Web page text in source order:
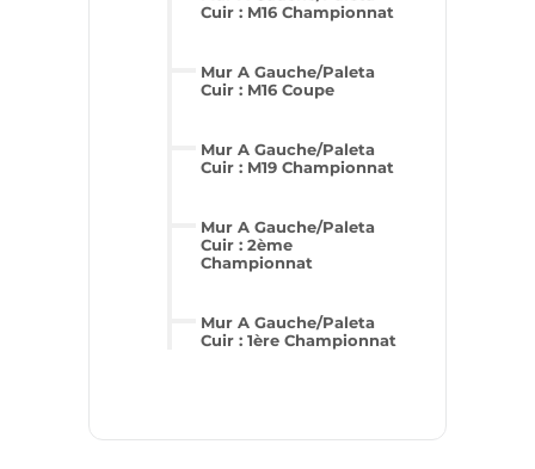
Cuir : M16 Championnat
Mur A Gauche/Paleta
Cuir : M16 Coupe
Mur A Gauche/Paleta
Cuir : M19 Championnat
Mur A Gauche/Paleta
Cuir : 2ème
Championnat
Mur A Gauche/Paleta
Cuir : 1ère Championnat